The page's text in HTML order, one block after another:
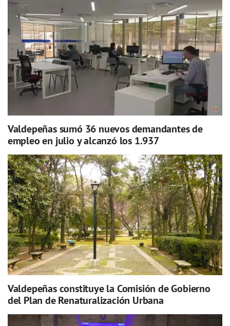
Valdepeñas sumó 36 nuevos demandantes de
empleo en julio y alcanzó los 1.937
Valdepeñas constituye la Comisión de Gobierno
del Plan de Renaturalización Urbana